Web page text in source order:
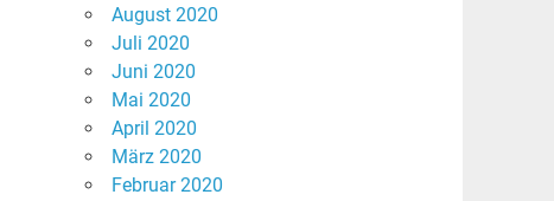
August 2020
Juli 2020
Juni 2020
Mai 2020
April 2020
März 2020
Februar 2020